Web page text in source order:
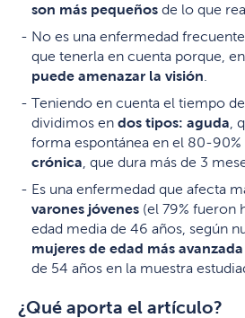
son más pequeños de lo que
No es una enfermedad
que tenerla en cuenta porque,
puede amenazar la visión
Teniendo en cuenta el tiempo
dividimos en dos tipos: aguda ,
forma espontánea en el 80-90%
crónica , que dura más de 3
Es una enfermedad que afecta
varones jóvenes (el 79% fueron
edad media de 46 años, según
mujeres de edad más avanzada
de 54 años en la muestra
¿Qué aporta el artículo?